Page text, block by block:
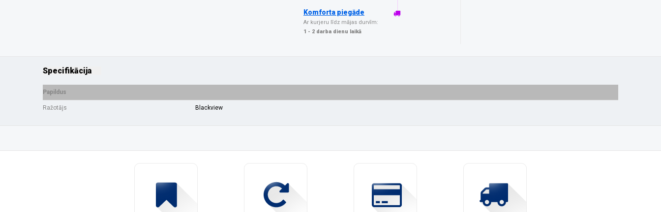
Komforta piegāde
Ar kurjeru līdz mājas durvīm:
1 - 2 darba dienu laikā
Specifikācija
Papildus
Ražotājs Blackview